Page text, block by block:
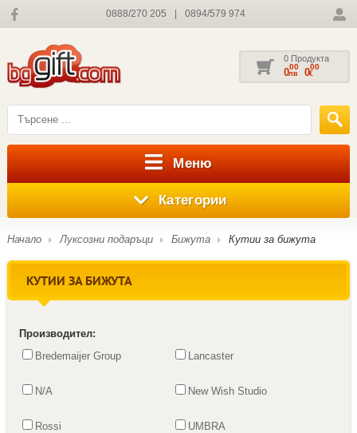
0888/270 205 0894/579 974
0 Продукта
000
лв 000
€
Меню
Категории
Начало Луксозни подаръци Бижута Кутии за бижута
КУТИИ ЗА БИЖУТА
Производител:
Bredemaijer Group
Lancaster
N/A New Wish Studio
Rossi UMBRA